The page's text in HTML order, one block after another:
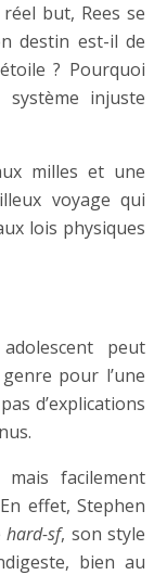
but, Rees se
destin est-il de
? Pourquoi
injuste
milles et une
voyage qui
lois physiques
peut
pour l’une
d’explications
facilement
effet, Stephen
hard-sf, son style
bien au